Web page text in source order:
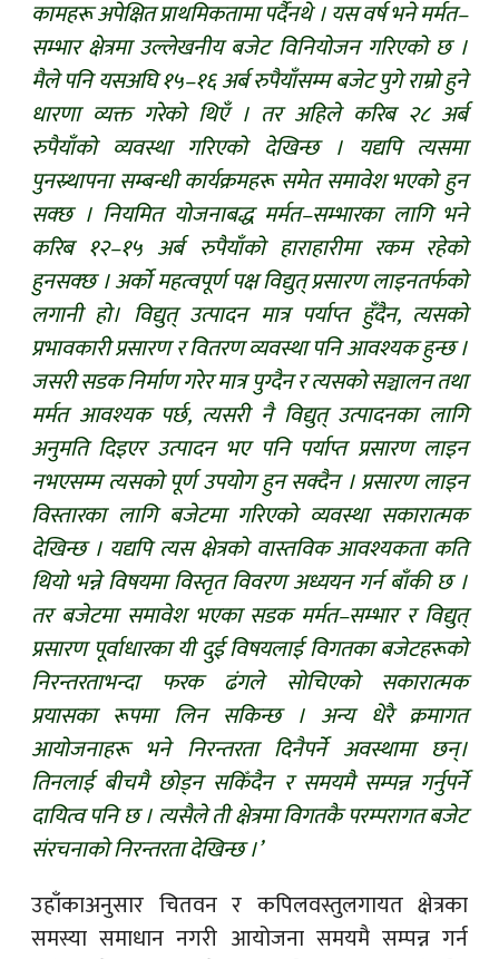
कामहरू अपेक्षित प्राथमिकतामा पर्दैनथे । यस वर्ष भने मर्मत–
सम्भार क्षेत्रमा उल्लेखनीय बजेट विनियोजन गरिएको छ ।
मैले पनि यसअघि १५–१६ अर्ब रुपैयाँसम्म बजेट पुगे राम्रो हुने
धारणा व्यक्त गरेको थिएँ । तर अहिले करिब २८ अर्ब
रुपैयाँको व्यवस्था गरिएको देखिन्छ । यद्यपि त्यसमा
पुनस्र्थापना सम्बन्धी कार्यक्रमहरू समेत समावेश भएको हुन
सक्छ । नियमित योजनाबद्ध मर्मत–सम्भारका लागि भने
करिब १२–१५ अर्ब रुपैयाँको हाराहारीमा रकम रहेको
हुनसक्छ । अर्को महत्वपूर्ण पक्ष विद्युत् प्रसारण लाइनतर्फको
लगानी हो। विद्युत् उत्पादन मात्र पर्याप्त हुँदैन, त्यसको
प्रभावकारी प्रसारण र वितरण व्यवस्था पनि आवश्यक हुन्छ ।
जसरी सडक निर्माण गरेर मात्र पुग्दैन र त्यसको सञ्चालन तथा
मर्मत आवश्यक पर्छ, त्यसरी नै विद्युत् उत्पादनका लागि
अनुमति दिइएर उत्पादन भए पनि पर्याप्त प्रसारण लाइन
नभएसम्म त्यसको पूर्ण उपयोग हुन सक्दैन । प्रसारण लाइन
विस्तारका लागि बजेटमा गरिएको व्यवस्था सकारात्मक
देखिन्छ । यद्यपि त्यस क्षेत्रको वास्तविक आवश्यकता कति
थियो भन्ने विषयमा विस्तृत विवरण अध्ययन गर्न बाँकी छ ।
तर बजेटमा समावेश भएका सडक मर्मत–सम्भार र विद्युत्
प्रसारण पूर्वाधारका यी दुई विषयलाई विगतका बजेटहरूको
निरन्तरताभन्दा फरक ढंगले सोचिएको सकारात्मक
प्रयासका रूपमा लिन सकिन्छ । अन्य धेरै क्रमागत
आयोजनाहरू भने निरन्तरता दिनैपर्ने अवस्थामा छन्।
तिनलाई बीचमै छोड्न सकिँदैन र समयमै सम्पन्न गर्नुपर्ने
दायित्व पनि छ । त्यसैले ती क्षेत्रमा विगतकै परम्परागत बजेट
संरचनाको निरन्तरता देखिन्छ ।’
उहाँकाअनुसार चितवन र कपिलवस्तुलगायत क्षेत्रका
समस्या समाधान नगरी आयोजना समयमै सम्पन्न गर्न